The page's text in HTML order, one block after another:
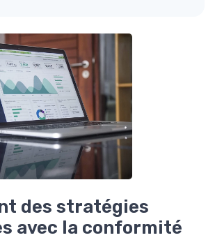
des stratégies
avec la conformité